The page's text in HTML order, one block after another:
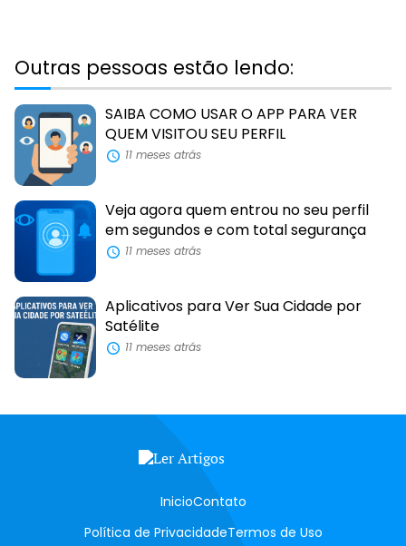
Outras pessoas estão lendo:
SAIBA COMO USAR O APP PARA VER
QUEM VISITOU SEU PERFIL
11 meses atrás
Veja agora quem entrou no seu perfil
em segundos e com total segurança
11 meses atrás
Aplicativos para Ver Sua Cidade por
Satélite
11 meses atrás
InicioContato
Política de PrivacidadeTermos de Uso